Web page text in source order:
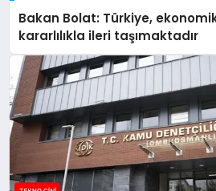
Bakan Bolat: Türkiye,
kararlılıkla ileri taşımaktadır